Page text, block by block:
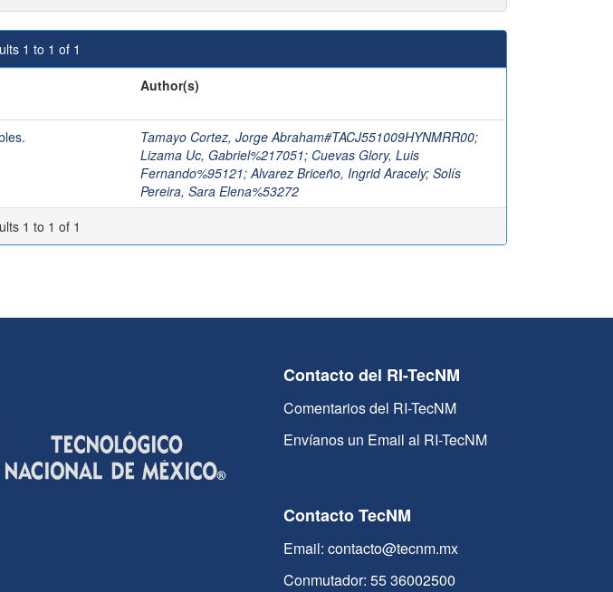
1 to 1 of 1
Author(s)
Tamayo Cortez, Jorge Abraham#TACJ551009HYNMRR00;
Lizama Uc, Gabriel%217051; Cuevas Glory, Luis
Fernando%95121;Alvarez Briceño, Ingrid Aracely; Solís
Pereira, Sara Elena%53272
1 to 1 of 1
Contacto del RI-TecNM
Comentarios del RI-TecNM
Envíanos un Email al RI-TecNM
Contacto TecNM
Email: contacto@tecnm.mx
Conmutador: 55 36002500